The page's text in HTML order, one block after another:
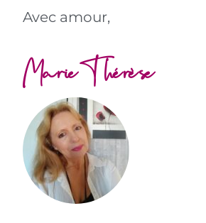
Avec amour,
Marie-Thérèse